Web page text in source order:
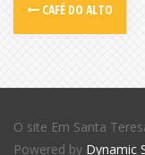
CAFÉ DO ALTO
O site Em Santa
Powered by Dynamic